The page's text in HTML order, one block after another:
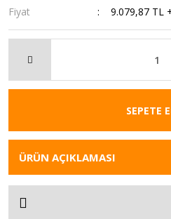
Fiyat
9.079,87 TL
SEPETE
ÜRÜN AÇIKLAMASI